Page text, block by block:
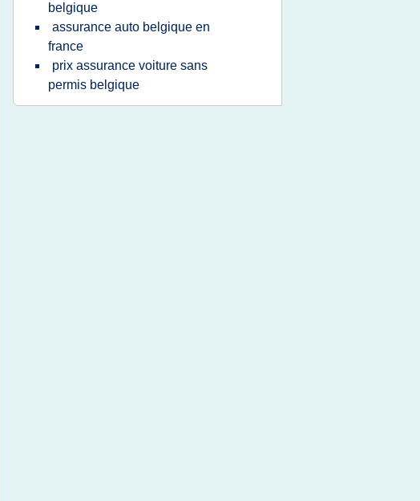
belgique
assurance auto belgique en
france
prix assurance voiture sans
permis belgique